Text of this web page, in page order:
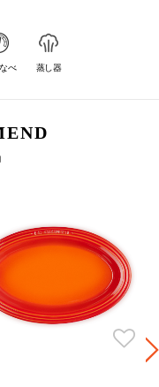
べ 蒸し器